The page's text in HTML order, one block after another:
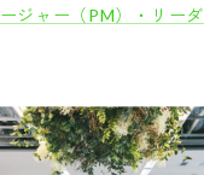
ジャー（PM）・リー